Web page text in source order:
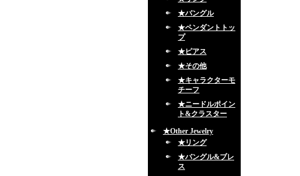
★バングル
★ペンダントトッ
プ
★ピアス
★その他
★キャラクターモ
チーフ
★ニードルポイン
ト&クラスター
★Other Jewelry
★リング
★バングル&ブレ
ス